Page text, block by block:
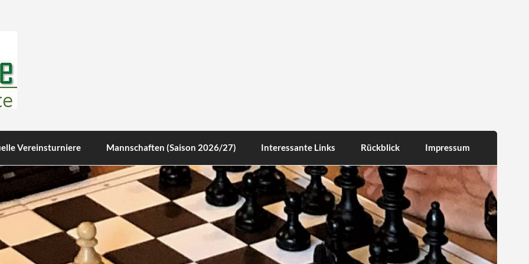
Vereinsturniere Mannschaften (Saison 2026/27) Interessante Links Rückblick Impressum